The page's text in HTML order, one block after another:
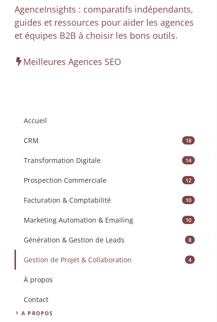
AgenceInsights : comparatifs indépendants,
guides et ressources pour aider les agences
et équipes B2B à choisir les bons outils.
Meilleures Agences SEO
Accueil
CRM 18
Transformation Digitale 14
Prospection Commerciale 12
Facturation & Comptabilité 10
Marketing Automation & Emailing 10
Génération & Gestion de Leads 8
Gestion de Projet & Collaboration 4
À propos
Contact
A PROPOS